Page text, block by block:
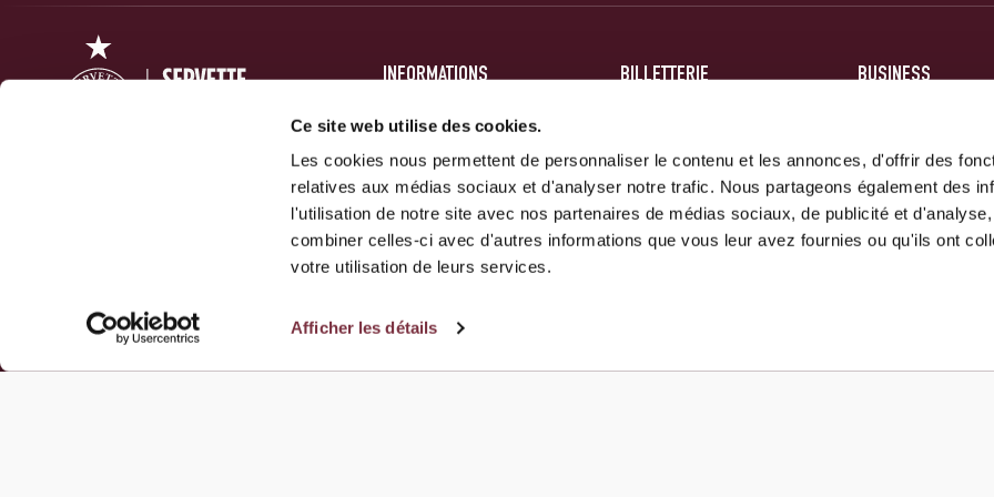
Ce site web utilise des cookies.
Les cookies nous permettent de personnaliser le contenu et les annonces, d'offrir des
relatives aux médias sociaux et d'analyser notre trafic. Nous partageons également des
l'utilisation de notre site avec nos partenaires de médias sociaux, de publicité et
combiner celles-ci avec d'autres informations que vous leur avez fournies ou qu'ils ont
votre utilisation de leurs services.
Afficher les détails
NOUS CONTACTER
INFORMATIONS
PRESSE
FORUM
ACTUALITÉS
GALERIES
BILLETTERIE
ABONNEMENTS
BUSINESS
PARTENAIRES